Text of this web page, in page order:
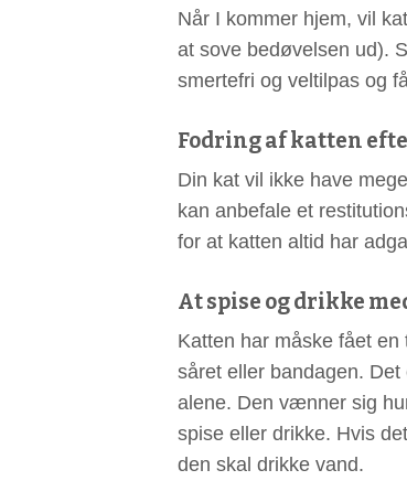
Når I kommer hjem, vil
at sove bedøvelsen ud).
smertefri og veltilpas og
Fodring af katten
Din kat vil ikke have
kan anbefale et
for at katten altid har
At spise og drikke
Katten har måske fået
såret eller bandagen.
alene. Den vænner sig
spise eller drikke. Hvis
den skal drikke vand.